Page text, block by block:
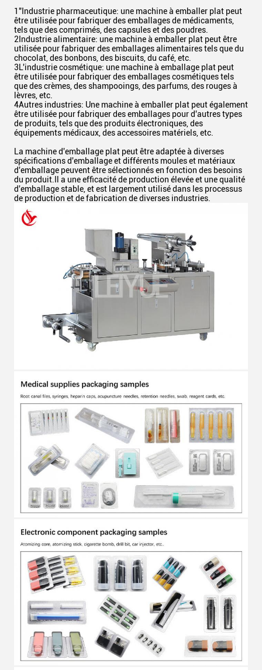
1"Industrie pharmaceutique: une machine à emballer plat peut
être utilisée pour fabriquer des emballages de médicaments,
tels que des comprimés, des capsules et des poudres.
2Industrie alimentaire: une machine à emballer plat peut être
utilisée pour fabriquer des emballages alimentaires tels que du
chocolat, des bonbons, des biscuits, du café, etc.
3L'industrie cosmétique: une machine à emballage plat peut
être utilisée pour fabriquer des emballages cosmétiques tels
que des crèmes, des shampooings, des parfums, des rouges à
lèvres, etc.
4Autres industries: Une machine à emballer plat peut également
être utilisée pour fabriquer des emballages pour d'autres types
de produits, tels que des produits électroniques, des
équipements médicaux, des accessoires matériels, etc.
La machine d'emballage plat peut être adaptée à diverses
spécifications d'emballage et différents moules et matériaux
d'emballage peuvent être sélectionnés en fonction des besoins
du produit.Il a une efficacité de production élevée et une qualité
d'emballage stable, et est largement utilisé dans les processus
de production et de fabrication de diverses industries.